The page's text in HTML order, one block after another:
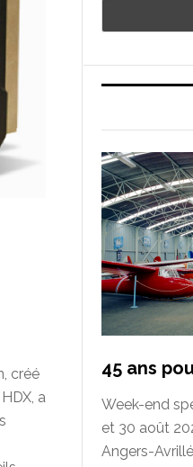
créé
a
45 ans
Week-end
et 30 août
Angers-